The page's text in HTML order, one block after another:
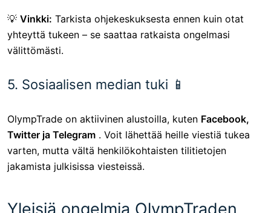
💡 Vinkki: Tarkista ohjekeskuksesta ennen kuin otat
yhteyttä tukeen – se saattaa ratkaista ongelmasi
välittömästi.
5. Sosiaalisen median tuki 📱
OlympTrade on aktiivinen alustoilla, kuten Facebook,
Twitter ja Telegram . Voit lähettää heille viestiä tukea
varten, mutta vältä henkilökohtaisten tilitietojen
jakamista julkisissa viesteissä.
Yleisiä ongelmia OlympTraden